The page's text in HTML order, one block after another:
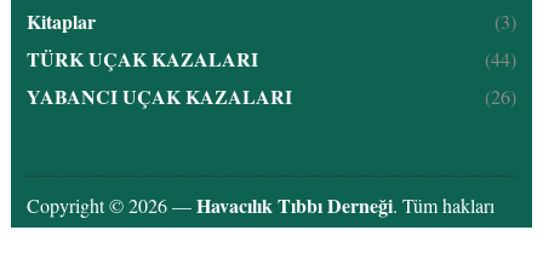
Kitaplar (3)
TÜRK UÇAK KAZALARI (44)
YABANCI UÇAK KAZALARI (26)
Copyright © 2026 —Havacılık Tıbbı Derneği. Tüm hakları